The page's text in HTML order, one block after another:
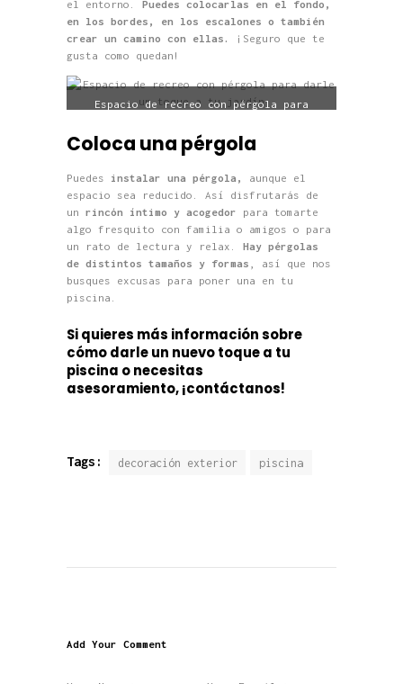
el entorno. Puedes colocarlas en el fondo,
en los bordes, en los escalones o también
crear un camino con ellas.
¡Seguro que te
gusta como quedan!
Espacio de recreo con pérgola para
Coloca una pérgola
Puedes instalar una pérgola,
aunque el
espacio sea reducido. Así disfrutarás de
un rincón íntimo y acogedor para tomarte
algo fresquito con familia o amigos o para
un rato de lectura y relax. Hay pérgolas
de distintos tamaños y formas , así que nos
busques excusas para poner una en tu
piscina.
Si quieres más información sobre
cómo darle un nuevo toque a tu
piscina o necesitas
asesoramiento,¡contáctanos!
Tags: decoración exterior piscina
Add Your Comment